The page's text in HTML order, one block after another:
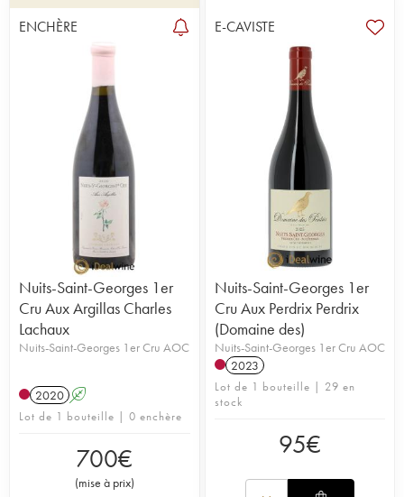
ENCHÈRE
Nuits-Saint-Georges 1er
Cru Aux Argillas Charles
Lachaux
Nuits-Saint-Georges 1er Cru AOC
2020 A
Lot de 1 bouteille | 0 enchère
700€
(mise à prix)
E-CAVISTE
Nuits-Saint-Georges 1er
Cru Aux Perdrix Perdrix
(Domaine des)
Nuits-Saint-Georges 1er Cru AOC
2023
Lot de 1 bouteille | 29 en
stock
95€